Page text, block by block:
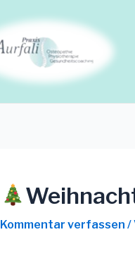
Kommentar verfassen /
Navigation